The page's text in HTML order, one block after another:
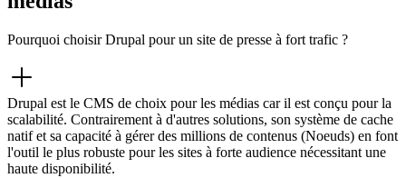
Pourquoi choisir Drupal pour un site de presse à fort trafic ?
Drupal est le CMS de choix pour les médias car il est conçu pour la
scalabilité. Contrairement à d'autres solutions, son système de cache
natif et sa capacité à gérer des millions de contenus (Noeuds) en font
l'outil le plus robuste pour les sites à forte audience nécessitant une
haute disponibilité.